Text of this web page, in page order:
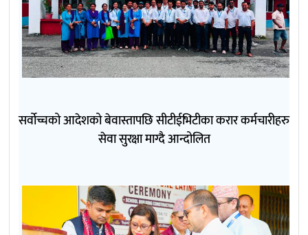
सर्वोच्चको आदेशको बेवास्तापछि सीटीईभिटीका करार कर्मचारीहरु
सेवा सुरक्षा माग्दै आन्दोलित